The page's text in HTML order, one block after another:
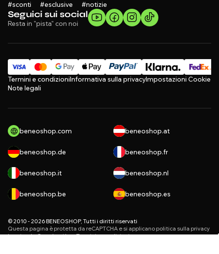
Seguici sui social
Resta in "pista" con noi
#sconti #esclusive #notizie
Termini e condizioniInformativa sulla privacyImpostazioni Cookie
Note legali
beneoshop.com beneoshop.at
beneoshop.de beneoshop.fr
beneoshop.it beneoshop.nl
beneoshop.be beneoshop.es
© 2010 - 2026 BENEOSHOP, Tutti i diritti riservati
Questa pagina è protetta da reCAPTCHA e si applicano politica sulla privacy
le aziende Google e i loroTermini e condizioni.